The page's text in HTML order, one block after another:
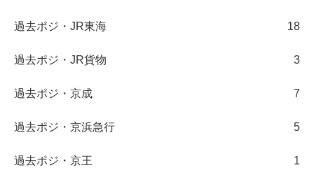
過去ポジ・JR東海 18
過去ポジ・JR貨物 3
過去ポジ・京成 7
過去ポジ・京浜急行 5
過去ポジ・京王 1